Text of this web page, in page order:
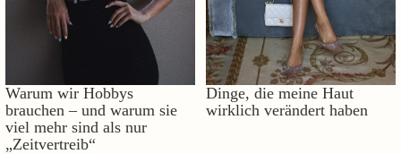
Warum wir Hobbys
brauchen – und warum sie
viel mehr sind als nur
„Zeitvertreib“
Dinge, die meine Haut
wirklich verändert haben